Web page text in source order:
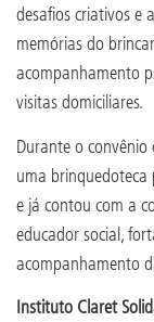
desafios criativos e
memórias do
acompanhamento
visitas domiciliares.
Durante o
uma brinquedoteca
e já contou com a
educador social,
acompanhamento
Instituto Claret